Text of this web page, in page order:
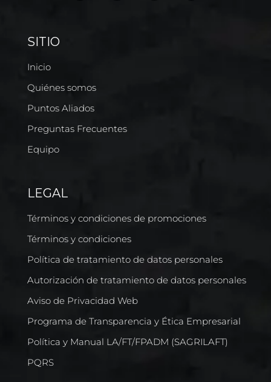
SITIO
Inicio
Quiénes somos
Puntos Aliados
Preguntas Frecuentes
Equipo
LEGAL
Términos y condiciones de promociones
Términos y condiciones
Política de tratamiento de datos personales
Autorización de tratamiento de datos personales
Aviso de Privacidad Web
Programa de Transparencia y Ética Empresarial
Política y Manual LA/FT/FPADM (SAGRILAFT)
PQRS